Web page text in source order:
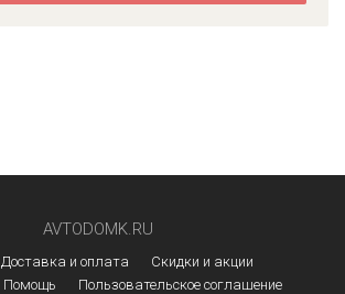
AVTODOMK.RU
Доставка и оплата
Скидки и акции
Помощь Пользовательское соглашение